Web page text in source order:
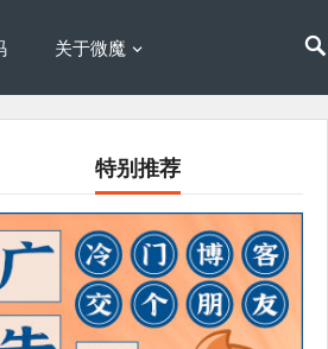
关于微魔
特别推荐